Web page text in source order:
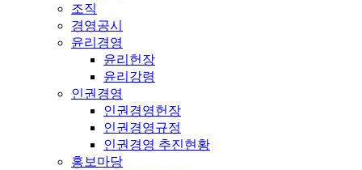
조직
경영공시
윤리경영
윤리헌장
윤리강령
인권경영
인권경영헌장
인권경영규정
인권경영 추진현황
홍보마당